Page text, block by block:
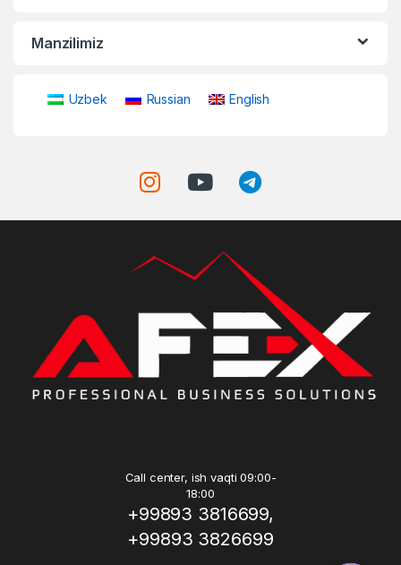
Manzilimiz
Uzbek Russian English
Call center, ish vaqti 09:00-
18:00
+99893 3816699,
+99893 3826699